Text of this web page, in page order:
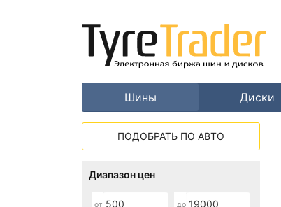
Шины Диски
ПОДОБРАТЬ ПО АВТО
Диапазон цен
от до